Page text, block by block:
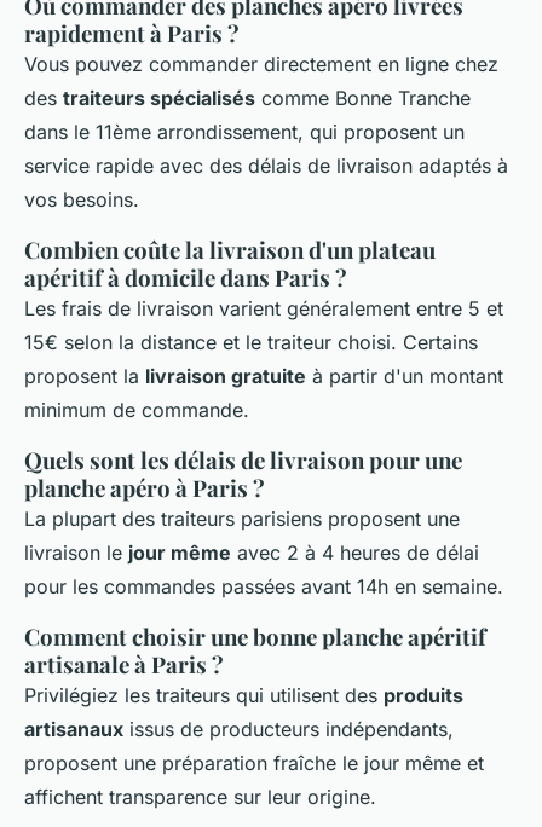
rapidement à Paris ?
Vous pouvez commander directement en ligne chez
des traiteurs spécialisés comme Bonne Tranche
dans le 11ème arrondissement, qui proposent un
service rapide avec des délais de livraison adaptés à
vos besoins.
Combien coûte la livraison d'un plateau
apéritif à domicile dans Paris ?
Les frais de livraison varient généralement entre 5 et
15€ selon la distance et le traiteur choisi. Certains
proposent la livraison gratuite à partir d'un montant
minimum de commande.
Quels sont les délais de livraison pour une
planche apéro à Paris ?
La plupart des traiteurs parisiens proposent une
livraison le jour même avec 2 à 4 heures de délai
pour les commandes passées avant 14h en semaine.
Comment choisir une bonne planche apéritif
artisanale à Paris ?
Privilégiez les traiteurs qui utilisent des produits
artisanaux issus de producteurs indépendants,
proposent une préparation fraîche le jour même et
affichent transparence sur leur origine.